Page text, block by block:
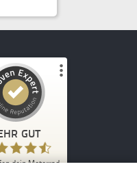
GUT
dein Motorrad
und Erfahrungen zu
dein Motorrad
Bewertungen von
1